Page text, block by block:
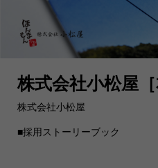
株式会社小松屋［
株式会社小松屋
■採用ストーリーブック